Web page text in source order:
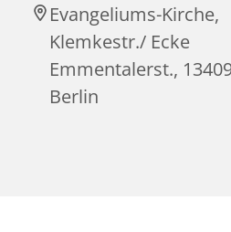
Evangeliums-Kirche,
Klemkestr./ Ecke
Emmentalerst.,
Berlin